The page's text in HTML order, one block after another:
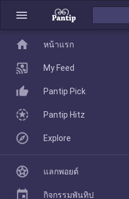
menu
home
Pantip Pick
home หน้าแรก
My Feed
Pantip Pick
Pantip Hitz
Explore
แลกพอยต์
กิจกรรมพันทิป